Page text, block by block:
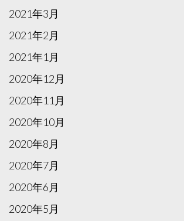
2021年3月
2021年2月
2021年1月
2020年12月
2020年11月
2020年10月
2020年8月
2020年7月
2020年6月
2020年5月